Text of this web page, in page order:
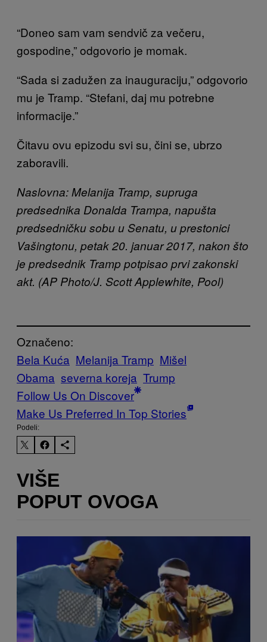
“Doneo sam vam sendvič za večeru,
gospodine,” odgovorio je momak.
“Sada si zadužen za inauguraciju,” odgovorio
mu je Tramp. “Stefani, daj mu potrebne
informacije.”
Čitavu ovu epizodu svi su, čini se, ubrzo
zaboravili.
Naslovna: Melanija Tramp, supruga
predsednika Donalda Trampa, napušta
predsedničku sobu u Senatu, u prestonici
Vašingtonu, petak 20. januar 2017, nakon što
je predsednik Tramp potpisao prvi zakonski
akt. (AP Photo/J. Scott Applewhite, Pool)
Označeno:
Bela Kuća Melanija Tramp Mišel
Obama severna koreja Trump
Follow Us On Discover
Make Us Preferred In Top Stories
Podeli:
VIŠE
POPUT OVOGA